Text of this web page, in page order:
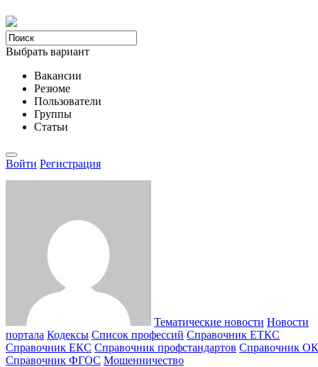
Выбрать вариант
Вакансии
Резюме
Пользователи
Группы
Статьи
Войти Регистрация
Тематические новости Новости
портала Кодексы Cписок профессий Справочник ЕТКС
Справочник ЕКС Справочник профстандартов Справочник
Справочник ФГОС Мошенничество